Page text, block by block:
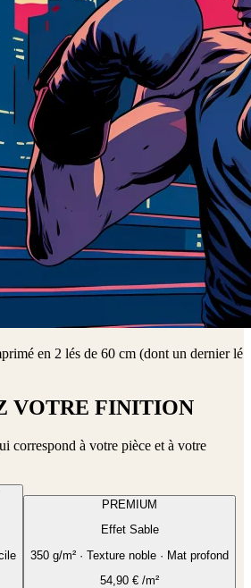
en 2 lés de 60 cm (dont un dernier lé
VOTRE FINITION
correspond à votre pièce et à votre
PREMIUM
Effet Sable
350 g/m² · Texture noble · Mat profond
54,90 € /m²